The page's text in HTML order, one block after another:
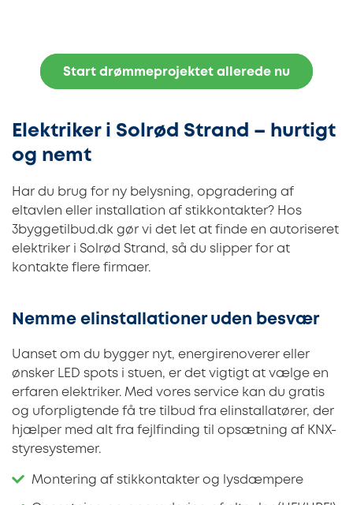
Start drømmeprojektet allerede nu
Elektriker i Solrød Strand – hurtigt
og nemt
Har du brug for ny belysning, opgradering af
eltavlen eller installation af stikkontakter? Hos
3byggetilbud.dk gør vi det let at finde en autoriseret
elektriker i Solrød Strand, så du slipper for at
kontakte flere firmaer.
Nemme elinstallationer uden besvær
Uanset om du bygger nyt, energirenoverer eller
ønsker LED spots i stuen, er det vigtigt at vælge en
erfaren elektriker. Med vores service kan du gratis
og uforpligtende få tre tilbud fra elinstallatører, der
hjælper med alt fra fejlfinding til opsætning af KNX-
styresystemer.
Montering af stikkontakter og lysdæmpere